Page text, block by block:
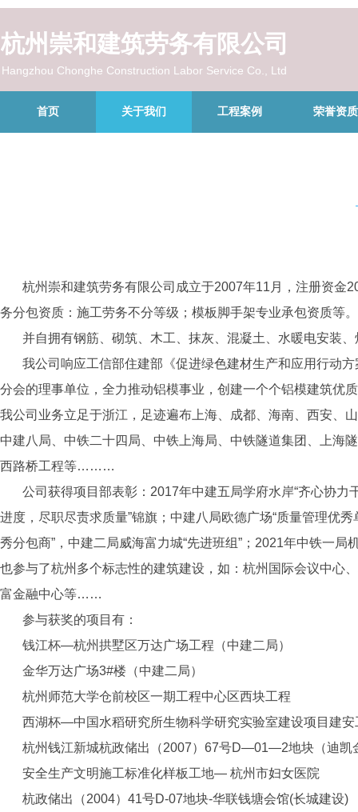
首页 关于我们 工程案例 荣誉资质
杭州崇和建筑劳务有限公司
Hangzhou Chonghe Construction Labor Service Co., Ltd
杭州崇和建筑劳务有限公司成立于2007年11月，注册资金
务分包资质：施工劳务不分等级；模板脚手架专业承包资质等。
并自拥有钢筋、砌筑、木工、抹灰、混凝土、水暖电安装、
我公司响应工信部住建部《促进绿色建材生产和应用行动方
分会的理事单位，全力推动铝模事业，创建一个个铝模建筑优
我公司业务立足于浙江，足迹遍布上海、成都、海南、西安、
中建八局、中铁二十四局、中铁上海局、中铁隧道集团、上海
西路桥工程等………
公司获得项目部表彰：2017年中建五局学府水岸“齐心协力
进度，尽职尽责求质量”锦旗；中建八局欧德广场“质量管理优
秀分包商”，中建二局威海富力城“先进班组”；2021年中铁一局
也参与了杭州多个标志性的建筑建设，如：杭州国际会议中心
富金融中心等……
参与获奖的项目有：
钱江杯—杭州拱墅区万达广场工程（中建二局）
金华万达广场3#楼（中建二局）
杭州师范大学仓前校区一期工程中心区西块工程
西湖杯—中国水稻研究所生物科学研究实验室建设项目建安
杭州钱江新城杭政储出（2007）67号D—01—2地块（迪凯
安全生产文明施工标准化样板工地— 杭州市妇女医院
杭政储出（2004）41号D-07地块-华联钱塘会馆(长城建设)